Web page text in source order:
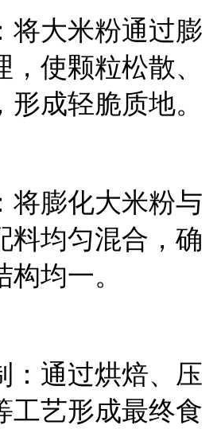
将大米粉通过膨
使颗粒松散、
成轻脆质地。
将膨化大米粉与
料均匀混合，确
均一。
：通过烘焙、压
工艺形成最终食